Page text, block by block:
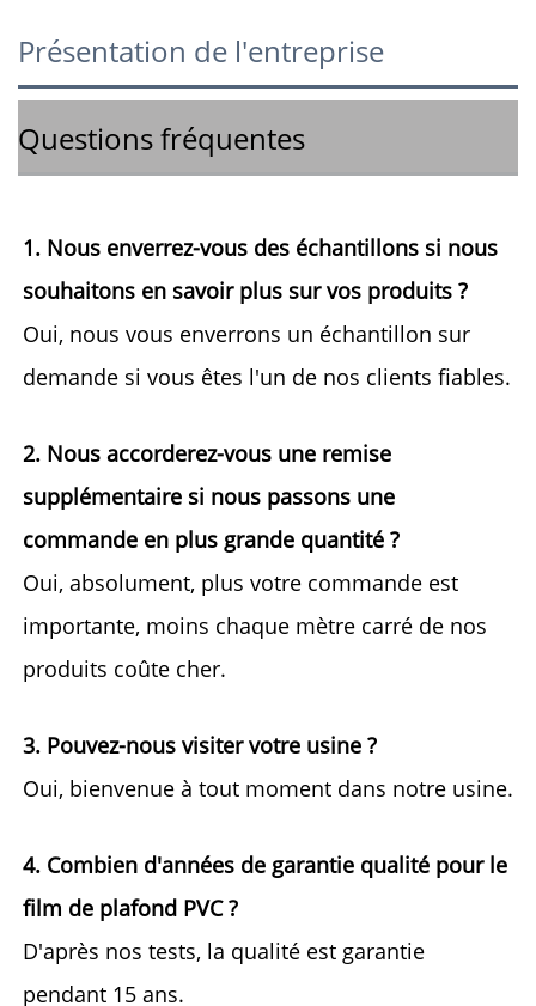
Présentation de l'entreprise
Questions fréquentes
1. Nous enverrez-vous des échantillons si nous
souhaitons en savoir plus sur vos produits ?
Oui, nous vous enverrons un échantillon sur
2. Nous accorderez-vous une remise
supplémentaire si nous passons une
commande en plus grande quantité ?
Oui, absolument, plus votre commande est
importante, moins chaque mètre carré de nos
produits coûte cher.
3. Pouvez-nous visiter votre usine ?
4. Combien d'années de garantie qualité pour le
film de plafond PVC ?
D'après nos tests, la qualité est garantie
pendant 15 ans.